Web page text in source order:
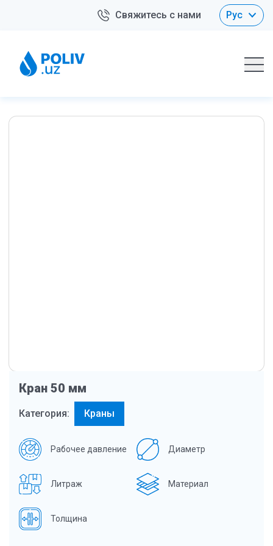
Свяжитесь с нами Рус
Кран 50 мм
Категория: Краны
Рабочее давление Диаметр
Литраж Материал
Толщина